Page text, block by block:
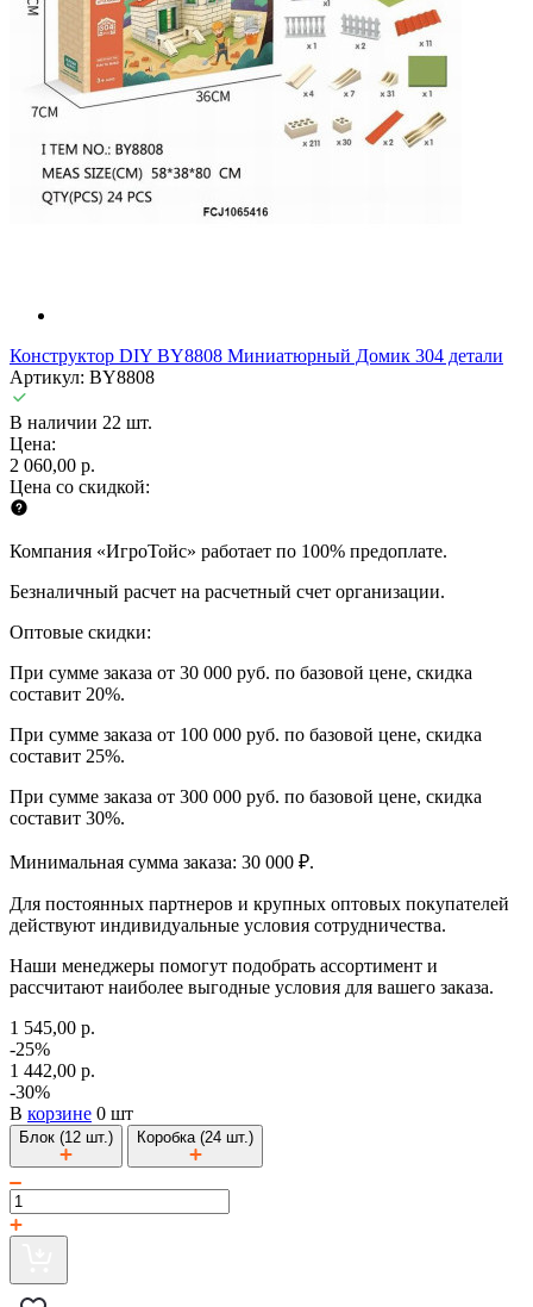
Конструктор DIY BY8808 Миниатюрный Домик 304 детали
Артикул: BY8808
В наличии 22 шт.
Цена:
2 060,00 р.
Цена со скидкой:
Компания «ИгроТойс» работает по 100% предоплате.
Безналичный расчет на расчетный счет организации.
Оптовые скидки:
При сумме заказа от 30 000 руб. по базовой цене, скидка
составит 20%.
При сумме заказа от 100 000 руб. по базовой цене, скидка
составит 25%.
При сумме заказа от 300 000 руб. по базовой цене, скидка
составит 30%.
Минимальная сумма заказа: 30 000 ₽.
Для постоянных партнеров и крупных оптовых покупателей
действуют индивидуальные условия сотрудничества.
Наши менеджеры помогут подобрать ассортимент и
рассчитают наиболее выгодные условия для вашего заказа.
1 545,00 р.
-25%
1 442,00 р.
-30%
В корзине 0 шт
Блок (12 шт.) Коробка (24 шт.)